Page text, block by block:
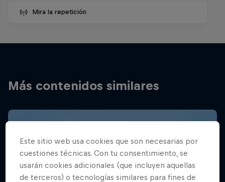
Mira la repetición
Más contenidos similares
Este sitio web usa cookies que son necesarias por
cuestiones técnicas. Con tu consentimiento, se
usarán cookies adicionales (que incluyen aquellas
de terceros) o tecnologías similares para fines de